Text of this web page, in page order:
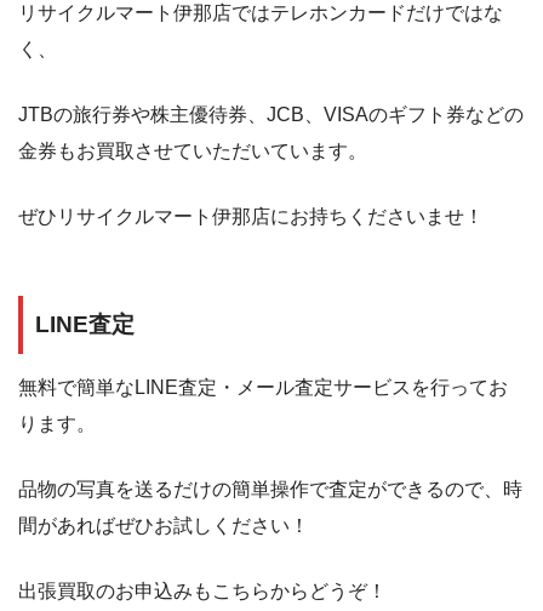
リサイクルマート伊那店ではテレホンカードだけではな
く、
JTBの旅行券や株主優待券、JCB、VISAのギフト券などの
金券もお買取させていただいています。
ぜひリサイクルマート伊那店にお持ちくださいませ！
LINE査定
無料で簡単なLINE査定・メール査定サービスを行ってお
ります。
品物の写真を送るだけの簡単操作で査定ができるので、時
間があればぜひお試しください！
出張買取のお申込みもこちらからどうぞ！